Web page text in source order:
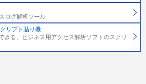
ログ解析ツール
リプト貼り機
きる、ビジネス用アクセス解析ソフトのスクリ